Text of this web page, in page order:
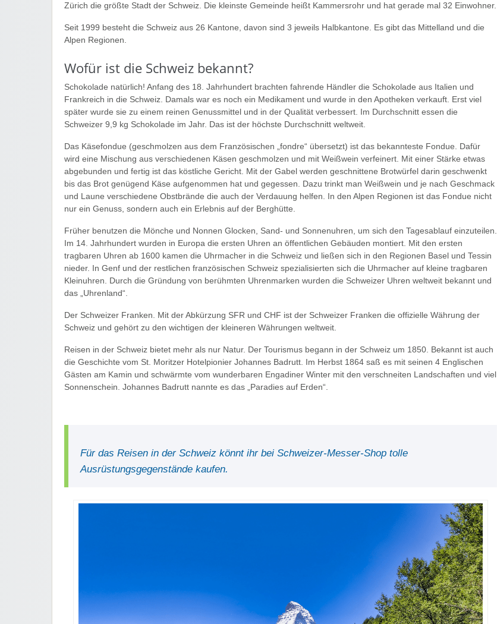
Zürich die größte Stadt der Schweiz. Die kleinste Gemeinde heißt Kammersrohr und hat gerade mal 32 Einwohner.
Seit 1999 besteht die Schweiz aus 26 Kantone, davon sind 3 jeweils Halbkantone. Es gibt das Mittelland und die
Alpen Regionen.
Wofür ist die Schweiz bekannt?
Schokolade natürlich! Anfang des 18. Jahrhundert brachten fahrende Händler die Schokolade aus Italien und
Frankreich in die Schweiz. Damals war es noch ein Medikament und wurde in den Apotheken verkauft. Erst viel
später wurde sie zu einem reinen Genussmittel und in der Qualität verbessert. Im Durchschnitt essen die
Schweizer 9,9 kg Schokolade im Jahr. Das ist der höchste Durchschnitt weltweit.
Das Käsefondue (geschmolzen aus dem Französischen „fondre“ übersetzt) ist das bekannteste Fondue. Dafür
wird eine Mischung aus verschiedenen Käsen geschmolzen und mit Weißwein verfeinert. Mit einer Stärke etwas
abgebunden und fertig ist das köstliche Gericht. Mit der Gabel werden geschnittene Brotwürfel darin geschwenkt
bis das Brot genügend Käse aufgenommen hat und gegessen. Dazu trinkt man Weißwein und je nach Geschmack
und Laune verschiedene Obstbrände die auch der Verdauung helfen. In den Alpen Regionen ist das Fondue nicht
nur ein Genuss, sondern auch ein Erlebnis auf der Berghütte.
Früher benutzen die Mönche und Nonnen Glocken, Sand- und Sonnenuhren, um sich den Tagesablauf einzuteilen.
Im 14. Jahrhundert wurden in Europa die ersten Uhren an öffentlichen Gebäuden montiert. Mit den ersten
tragbaren Uhren ab 1600 kamen die Uhrmacher in die Schweiz und ließen sich in den Regionen Basel und Tessin
nieder. In Genf und der restlichen französischen Schweiz spezialisierten sich die Uhrmacher auf kleine tragbaren
Kleinuhren. Durch die Gründung von berühmten Uhrenmarken wurden die Schweizer Uhren weltweit bekannt und
das „Uhrenland“.
Der Schweizer Franken. Mit der Abkürzung SFR und CHF ist der Schweizer Franken die offizielle Währung der
Schweiz und gehört zu den wichtigen der kleineren Währungen weltweit.
Reisen in der Schweiz bietet mehr als nur Natur. Der Tourismus begann in der Schweiz um 1850. Bekannt ist auch
die Geschichte vom St. Moritzer Hotelpionier Johannes Badrutt. Im Herbst 1864 saß es mit seinen 4 Englischen
Gästen am Kamin und schwärmte vom wunderbaren Engadiner Winter mit den verschneiten Landschaften und viel
Sonnenschein. Johannes Badrutt nannte es das „Paradies auf Erden“.
Für das Reisen in der Schweiz könnt ihr bei Schweizer-Messer-Shop tolle
Ausrüstungsgegenstände kaufen.